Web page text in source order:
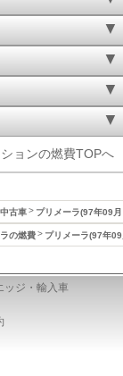
ョンの燃費TOPへ
古車 プリメーラ(97年09
の燃費 プリメーラ(97年
ッジ・輸入車